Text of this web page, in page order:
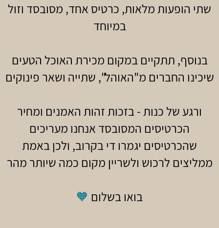
שתי הופעות מלאות, כרטיס אחד, מסובסד וזול
במיוחד
בנוסף, תתקיים במקום מכירת האוכל הטעים
שיכינו החברים מ"האוהל", שתייה ושאר פינוקים
ורגע של כנות - בזכות זהות האמנים ומחיר
הכרטיסים המסובסד אנחנו מעריכים
שהכרטיסים יגמרו די בקרוב, ולכן באמת
ממליצים לרכוש ולשריין מקום כמה שיותר מהר
בואו בשלום 🧡